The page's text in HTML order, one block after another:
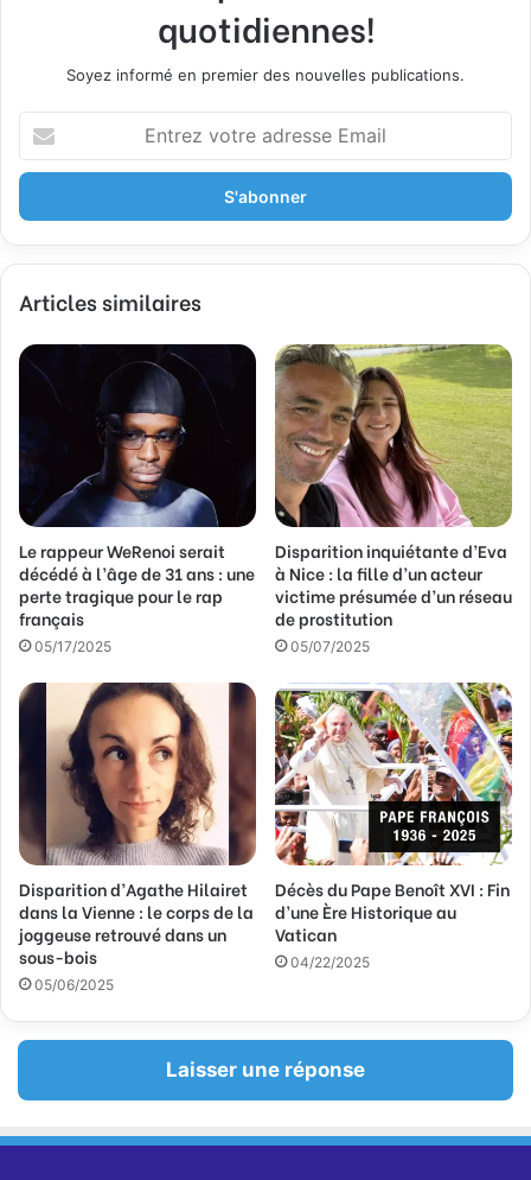
quotidiennes!
Soyez informé en premier des nouvelles publications.
t
e
z
o
r
r
s
e
E
m
a
i
Articles similaires
Le rappeur WeRenoi serait
décédé à l’âge de 31 ans : une
perte tragique pour le rap
français
05/17/2025
Disparition inquiétante d’Eva
à Nice : la fille d’un acteur
victime présumée d’un réseau
de prostitution
05/07/2025
Disparition d’Agathe Hilairet
dans la Vienne : le corps de la
joggeuse retrouvé dans un
sous-bois
05/06/2025
Décès du Pape Benoît XVI : Fin
d’une Ère Historique au
Vatican
04/22/2025
Laisser une réponse